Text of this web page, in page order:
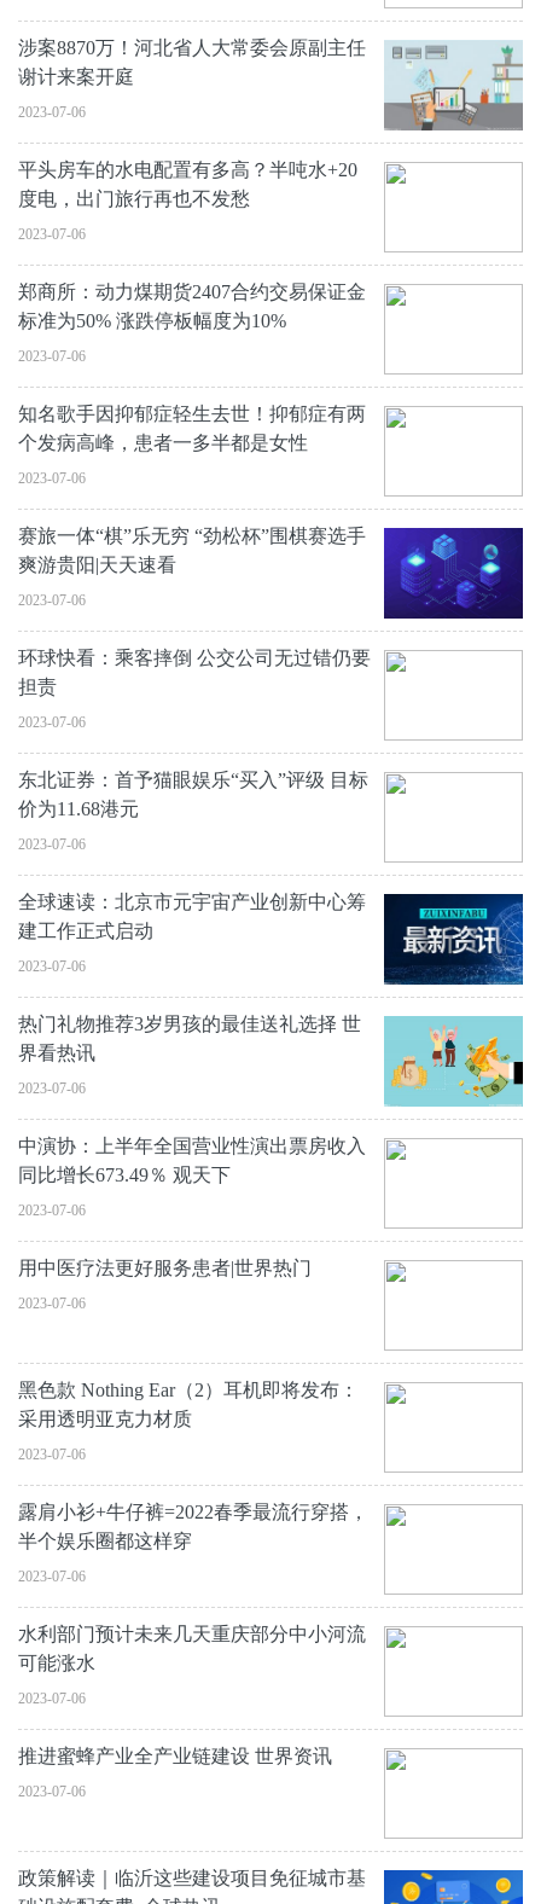
涉案8870万！河北省人大常委会原副主任
谢计来案开庭
2023-07-06
平头房车的水电配置有多高？半吨水+20
度电，出门旅行再也不发愁
2023-07-06
郑商所：动力煤期货2407合约交易保证金
标准为50% 涨跌停板幅度为10%
2023-07-06
知名歌手因抑郁症轻生去世！抑郁症有两
个发病高峰，患者一多半都是女性
2023-07-06
赛旅一体“棋”乐无穷 “劲松杯”围棋赛选手
爽游贵阳|天天速看
2023-07-06
环球快看：乘客摔倒 公交公司无过错仍要
担责
2023-07-06
东北证券：首予猫眼娱乐“买入”评级 目标
价为11.68港元
2023-07-06
全球速读：北京市元宇宙产业创新中心筹
建工作正式启动
2023-07-06
热门礼物推荐3岁男孩的最佳送礼选择 世
界看热讯
2023-07-06
中演协：上半年全国营业性演出票房收入
同比增长673.49％ 观天下
2023-07-06
用中医疗法更好服务患者|世界热门
2023-07-06
黑色款 Nothing Ear（2）耳机即将发布：
采用透明亚克力材质
2023-07-06
露肩小衫+牛仔裤=2022春季最流行穿搭，
半个娱乐圈都这样穿
2023-07-06
水利部门预计未来几天重庆部分中小河流
可能涨水
2023-07-06
推进蜜蜂产业全产业链建设 世界资讯
2023-07-06
政策解读｜临沂这些建设项目免征城市基